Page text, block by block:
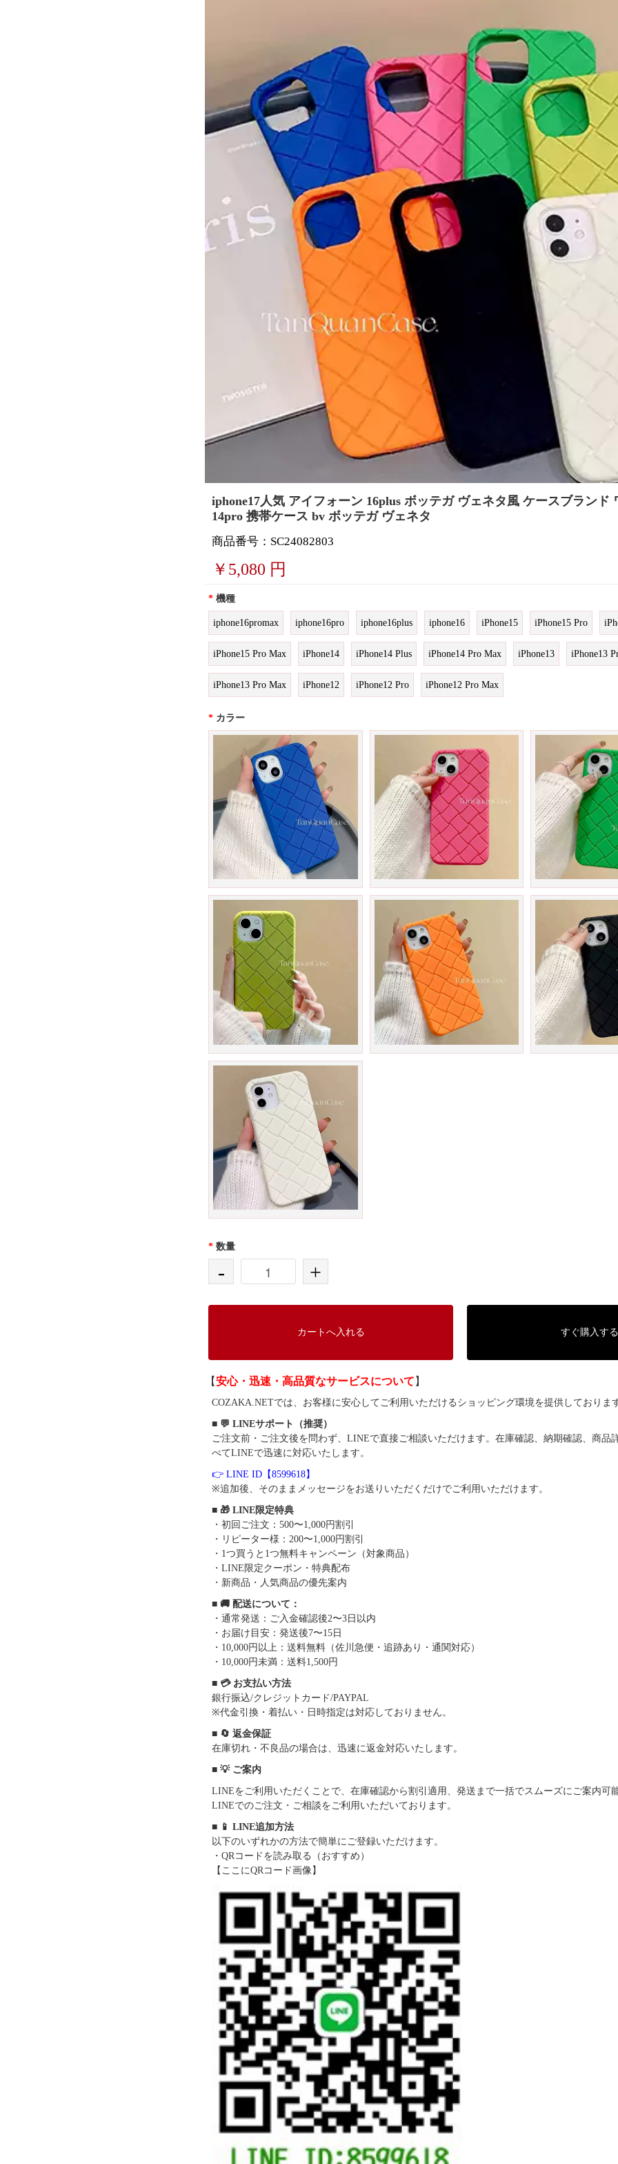
iphone17人気 アイフォーン 16plus ボッテガ ヴェネタ風 ケースブランド
14pro 携帯ケース bv ボッテガ ヴェネタ
商品番号：SC24082803
￥ 5,080 円
* 機種
iphone16promax iphone16pro iphone16plus iphone16 iPhone15 iPhone15 Pro
iPhone15 Pro Max iPhone14 iPhone14 Plus iPhone14 Pro Max iPhone13 iPhone13
iPhone13 Pro Max iPhone12 iPhone12 Pro iPhone12 Pro Max
* カラー
* 数量
- +
カートへ入れる すぐ購入する
【安心・迅速・高品質なサービスについて 】
COZAKA.NETでは、お客様に安心してご利用いただけるショッピング環境を提供しておりま
■ 💬 LINEサポート（推奨）
ご注文前・ご注文後を問わず、LINEで直接ご相談いただけます。在庫確認、納期確認、商品
べてLINEで迅速に対応いたします。
👉 LINE ID【8599618】
※追加後、そのままメッセージをお送りいただくだけでご利用いただけます。
■ 🎁 LINE限定特典
・初回ご注文：500〜1,000円割引
・リピーター様：200〜1,000円割引
・1つ買うと1つ無料キャンペーン（対象商品）
・LINE限定クーポン・特典配布
・新商品・人気商品の優先案内
■ 🚚 配送について：
・通常発送：ご入金確認後2〜3日以内
・お届け目安：発送後7〜15日
・10,000円以上：送料無料（佐川急便・追跡あり・通関対応）
・10,000円未満：送料1,500円
■ 💳 お支払い方法
銀行振込/クレジットカード/PAYPAL
※代金引換・着払い・日時指定は対応しておりません。
■ 🔄 返金保証
在庫切れ・不良品の場合は、迅速に返金対応いたします。
■ 💡 ご案内
LINEをご利用いただくことで、在庫確認から割引適用、発送まで一括でスムーズにご案内可
LINEでのご注文・ご相談をご利用いただいております。
■ 📱 LINE追加方法
以下のいずれかの方法で簡単にご登録いただけます。
・QRコードを読み取る（おすすめ）
【ここにQRコード画像】